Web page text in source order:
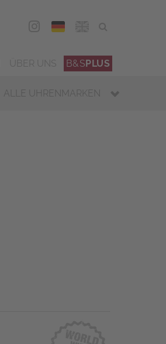
DEU
B&SPLUS
ALLE UHRENMARKEN